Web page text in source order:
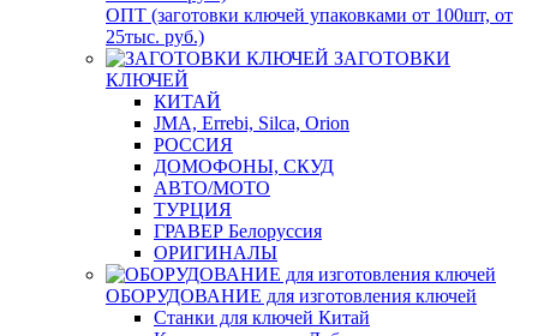
ОПТ (заготовки ключей упаковками от 100шт, от
25тыс. руб.)
ЗАГОТОВКИ
КЛЮЧЕЙ
КИТАЙ
JMA, Errebi, Silca, Orion
РОССИЯ
ДОМОФОНЫ, СКУД
ABTO/МОТО
ТУРЦИЯ
ГРАВЕР Белоруссия
ОРИГИНАЛЫ
ОБОРУДОВАНИЕ для изготовления ключей
Станки для ключей Китай